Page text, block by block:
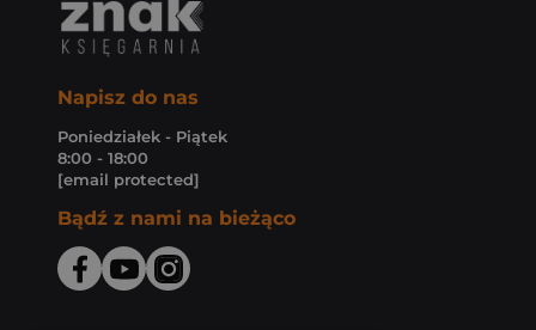
Napisz do nas
Poniedziałek - Piątek
8:00 - 18:00
[email protected]
Bądź z nami na bieżąco